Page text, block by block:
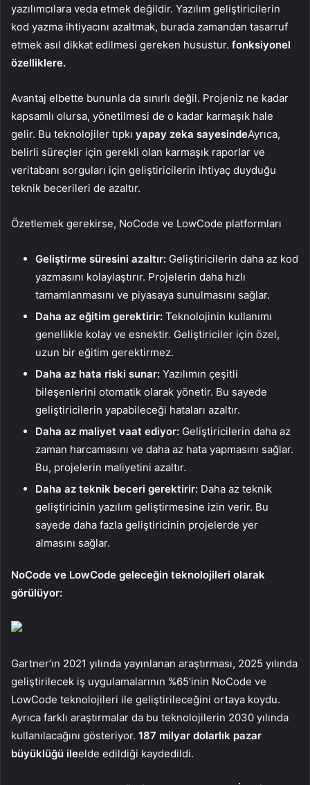
yazılımcılara veda etmek değildir. Yazılım geliştiricilerin
kod yazma ihtiyacını azaltmak, burada zamandan tasarruf
etmek asıl dikkat edilmesi gereken husustur. fonksiyonel
özelliklere.
Avantaj elbette bununla da sınırlı değil. Projeniz ne kadar
kapsamlı olursa, yönetilmesi de o kadar karmaşık hale
gelir. Bu teknolojiler tıpkı yapay zeka sayesindeAyrıca,
belirli süreçler için gerekli olan karmaşık raporlar ve
veritabanı sorguları için geliştiricilerin ihtiyaç duyduğu
teknik becerileri de azaltır.
Özetlemek gerekirse, NoCode ve LowCode platformları
Geliştirme süresini azaltır: Geliştiricilerin daha az kod
yazmasını kolaylaştırır. Projelerin daha hızlı
tamamlanmasını ve piyasaya sunulmasını sağlar.
Daha az eğitim gerektirir: Teknolojinin kullanımı
genellikle kolay ve esnektir. Geliştiriciler için özel,
uzun bir eğitim gerektirmez.
Daha az hata riski sunar: Yazılımın çeşitli
bileşenlerini otomatik olarak yönetir. Bu sayede
geliştiricilerin yapabileceği hataları azaltır.
Daha az maliyet vaat ediyor: Geliştiricilerin daha az
zaman harcamasını ve daha az hata yapmasını sağlar.
Bu, projelerin maliyetini azaltır.
Daha az teknik beceri gerektirir: Daha az teknik
geliştiricinin yazılım geliştirmesine izin verir. Bu
sayede daha fazla geliştiricinin projelerde yer
almasını sağlar.
NoCode ve LowCode geleceğin teknolojileri olarak
görülüyor:
Gartner’ın 2021 yılında yayınlanan araştırması, 2025 yılında
geliştirilecek iş uygulamalarının %65’inin NoCode ve
LowCode teknolojileri ile geliştirileceğini ortaya koydu.
Ayrıca farklı araştırmalar da bu teknolojilerin 2030 yılında
kullanılacağını gösteriyor. 187 milyar dolarlık pazar
büyüklüğü ileelde edildiği kaydedildi.